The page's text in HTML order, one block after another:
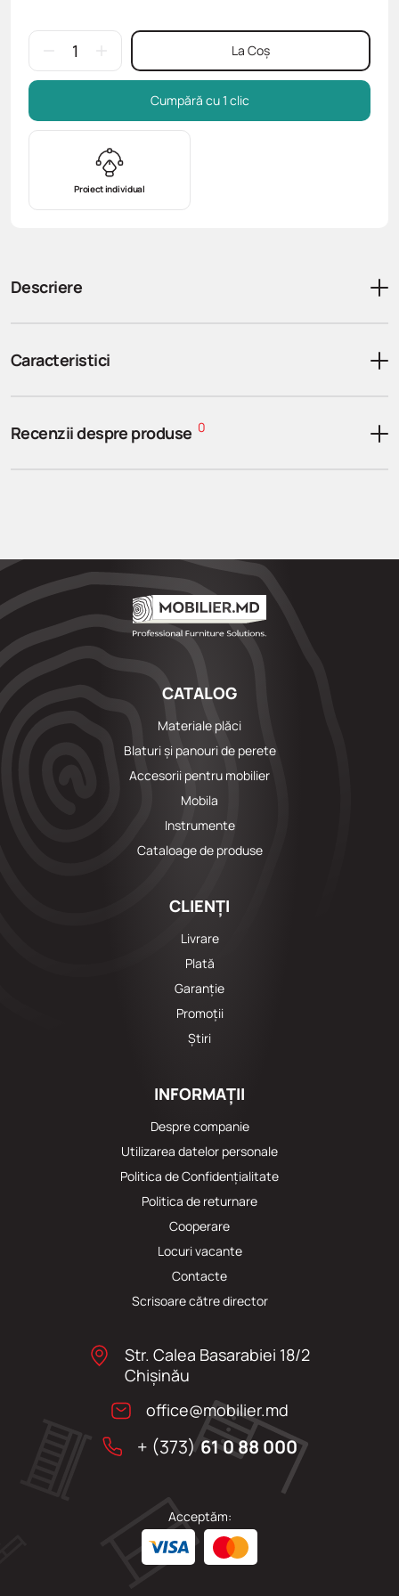
Proiect individual
La Coș
Cumpără cu 1 clic
Descriere
Caracteristici
Recenzii despre produse 0
CATALOG
Materiale plăci
Blaturi și panouri de perete
Accesorii pentru mobilier
Mobila
Instrumente
Cataloage de produse
CLIENȚI
Livrare
Plată
Garanție
Promoții
Știri
INFORMAȚII
Despre companie
Utilizarea datelor personale
Politica de Confidențialitate
Politica de returnare
Cooperare
Locuri vacante
Сontacte
Scrisoare către director
Str. Calea Basarabiei 18/2
Chişinău
office@mobilier.md
+ (373)61 0 88 000
Acceptăm: